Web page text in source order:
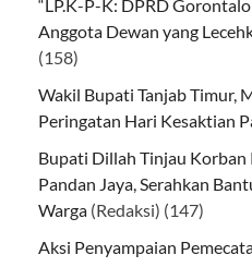
“LP.K-P-K: DPRD
Anggota Dewan yang
(158)
Wakil Bupati Tanjab Timur,
Peringatan Hari Kesaktian
Bupati Dillah Tinjau Korban
Pandan Jaya, Serahkan
Warga (Redaksi) (147)
Aksi Penyampaian